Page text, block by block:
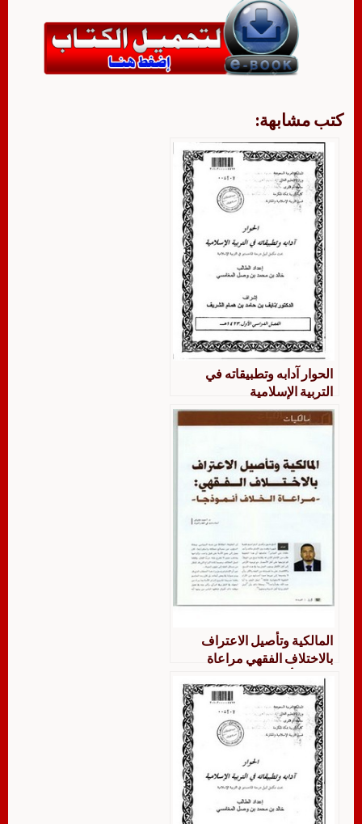
كتب مشابهة:
الحوار آدابه وتطبيقاته في
التربية الإسلامية
المالكية وتأصيل الاعتراف
بالاختلاف الفقهي مراعاة
الخلاف أنموذجا